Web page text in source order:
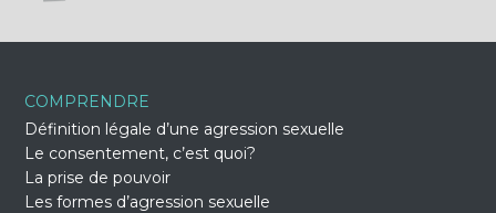
COMPRENDRE
Définition légale d’une agression sexuelle
Le consentement, c’est quoi?
La prise de pouvoir
Les formes d’agression sexuelle